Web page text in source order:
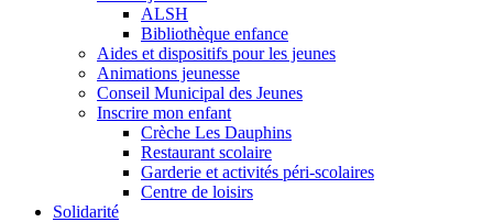
ALSH
Bibliothèque enfance
Aides et dispositifs pour les jeunes
Animations jeunesse
Conseil Municipal des Jeunes
Inscrire mon enfant
Crèche Les Dauphins
Restaurant scolaire
Garderie et activités péri-scolaires
Centre de loisirs
Solidarité